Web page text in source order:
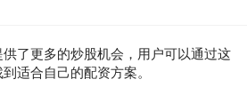
了更多的炒股机会，用户可以通过这
适合自己的配资方案。